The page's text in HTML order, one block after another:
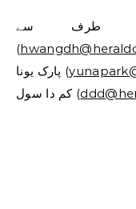
طرف سے
(
پارک یونا (
کم دا سول (